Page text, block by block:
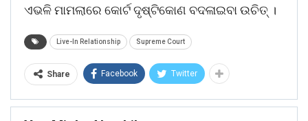
ଏଭଳି ମାମଲାରେ କୋର୍ଟ ଦୃଷ୍ଟିକୋଣ ବଦଳାଇବା ଉଚିତ୍ ।
Live-In Relationship Supreme Court
Share Facebook Twitter